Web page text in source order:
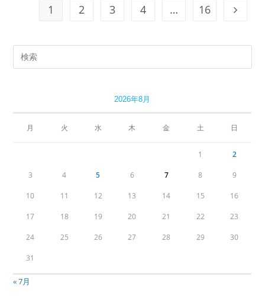
1 2 3 4 … 16
2026年8月
月 火 水 木 金 土 日
1 2
3 4 5 6 7 8 9
10 11 12 13 14 15 16
17 18 19 20 21 22 23
24 25 26 27 28 29 30
31
« 7月